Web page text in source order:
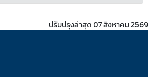
ปรับปรุงล่าสุด 07 สิงหาคม 2569